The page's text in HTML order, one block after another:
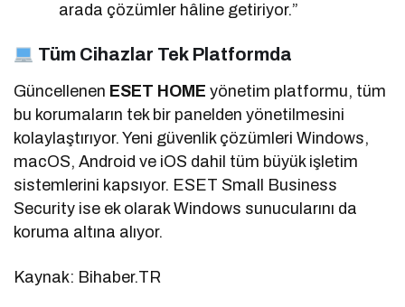
arada çözümler hâline getiriyor.”
Tüm Cihazlar Tek Platformda
Güncellenen ESET HOME yönetim platformu, tüm
bu korumaların tek bir panelden yönetilmesini
kolaylaştırıyor. Yeni güvenlik çözümleri Windows,
macOS, Android ve iOS dahil tüm büyük işletim
sistemlerini kapsıyor. ESET Small Business
Security ise ek olarak Windows sunucularını da
koruma altına alıyor.
Kaynak: Bihaber.TR